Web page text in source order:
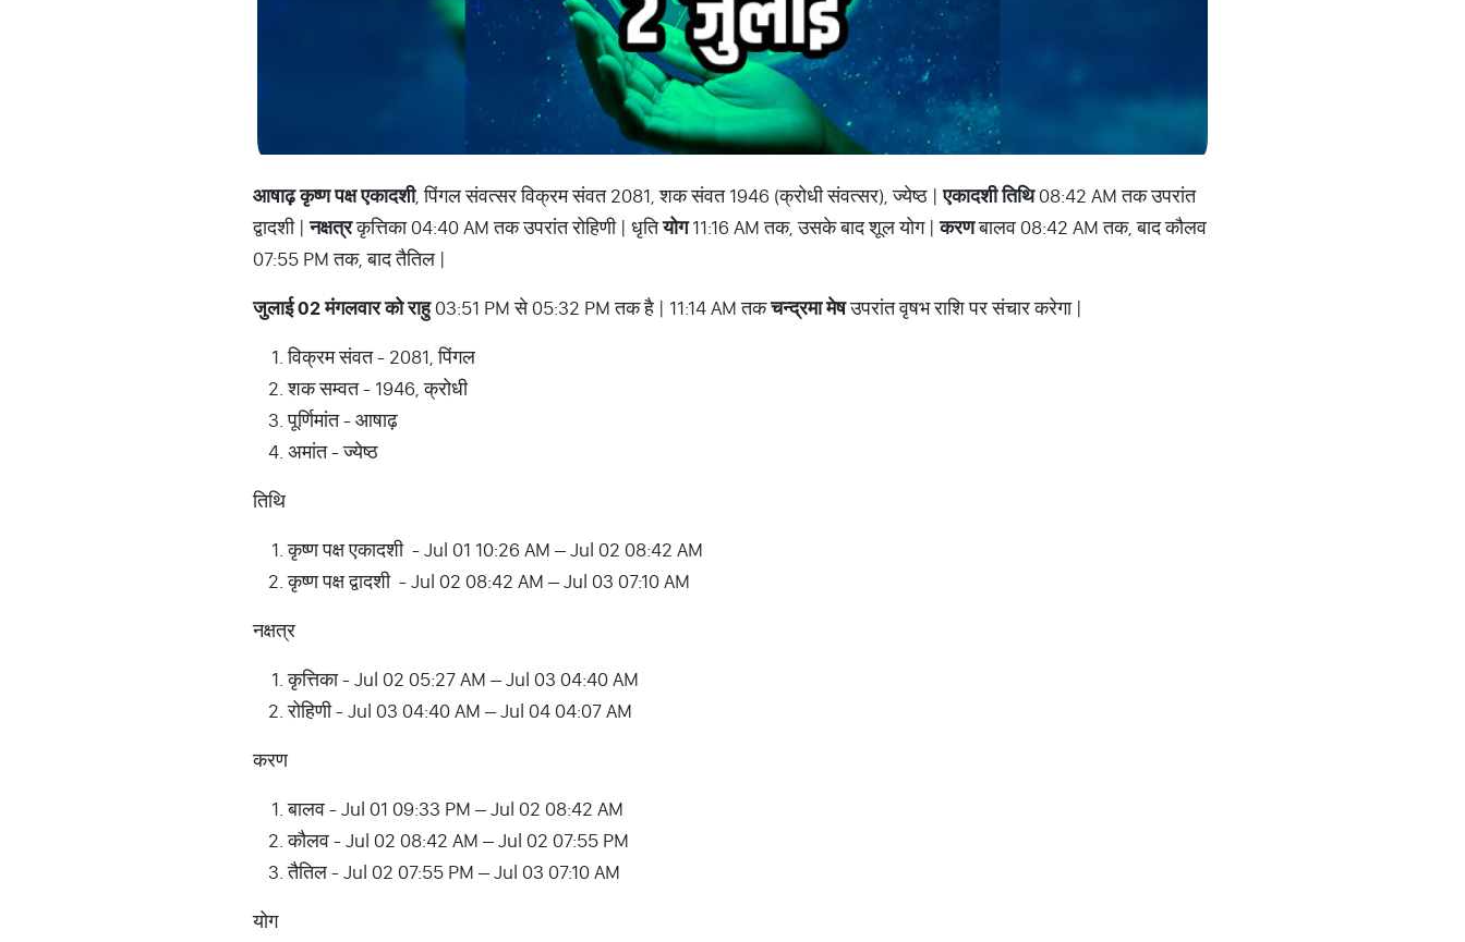
आषाढ़ कृष्ण पक्ष एकादशी, पिंगल संवत्सर विक्रम संवत 2081, शक संवत 1946 (क्रोधी संवत्सर), ज्येष्ठ |एकादशी तिथि08:42 AM तक उपरांत
द्वादशी |नक्षत्रकृत्तिका 04:40 AM तक उपरांत रोहिणी | धृतियोग11:16 AM तक, उसके बाद शूल योग |करणबालव 08:42 AM तक, बाद कौलव
07:55 PM तक, बाद तैतिल |
जुलाई 02 मंगलवार को राहु03:51 PM से 05:32 PM तक है | 11:14 AM तकचन्द्रमा मेषउपरांत वृषभ राशि पर संचार करेगा |
विक्रम संवत - 2081, पिंगल
शक सम्वत - 1946, क्रोधी
पूर्णिमांत - आषाढ़
अमांत - ज्येष्ठ
तिथि
कृष्ण पक्ष एकादशी - Jul 01 10:26 AM – Jul 02 08:42 AM
कृष्ण पक्ष द्वादशी - Jul 02 08:42 AM – Jul 03 07:10 AM
नक्षत्र
कृत्तिका - Jul 02 05:27 AM – Jul 03 04:40 AM
रोहिणी - Jul 03 04:40 AM – Jul 04 04:07 AM
करण
बालव - Jul 01 09:33 PM – Jul 02 08:42 AM
कौलव - Jul 02 08:42 AM – Jul 02 07:55 PM
तैतिल - Jul 02 07:55 PM – Jul 03 07:10 AM
योग